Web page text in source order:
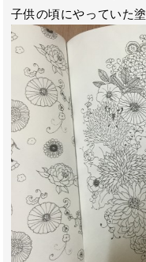
子供の頃にやっていた